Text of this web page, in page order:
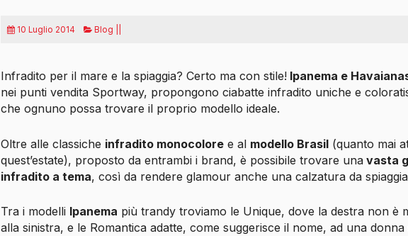
10 Luglio 2014 Blog ||
Infradito per il mare e la spiaggia? Certo ma con stile!Ipanema e
nei punti vendita Sportway, propongono ciabatte infradito uniche e
che ognuno possa trovare il proprio modello ideale.
Oltre alle classiche infradito monocoloree al modello Brasil(quanto mai
quest’estate), proposto da entrambi i brand, è possibile trovare unavasta
infradito a tema, così da rendere glamour anche una calzatura da
Tra i modelli Ipanema più trandy troviamo le Unique, dove la destra non è
alla sinistra, e le Romantica adatte, come suggerisce il nome, ad una donna